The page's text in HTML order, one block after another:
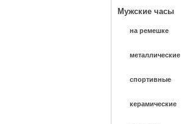
Мужские часы
на ремешке
металлические
спортивные
керамические